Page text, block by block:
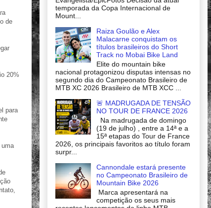
de
20%
para
temporada da Copa Internacional de
Mount...
Raiza Goulão e Alex
Malacarne conquistam os
títulos brasileiros do Short
Track no Mobai Bike Land
Elite do mountain bike
nacional protagonizou disputas intensas no
segundo dia do Campeonato Brasileiro de
MTB XC 2026 Brasileiro de MTB XCC ...
🚨 MADRUGADA DE TENSÃO
NO TOUR DE FRANCE 2026
Na madrugada de domingo
(19 de julho) , entre a 14ª e a
15ª etapas do Tour de France
2026, os principais favoritos ao título foram
surpr...
Cannondale estará presente
no Campeonato Brasileiro de
Mountain Bike 2026
Marca apresentará na
competição os seus mais